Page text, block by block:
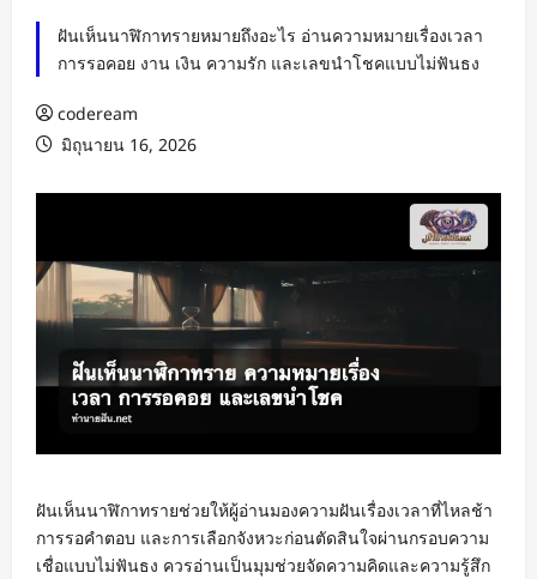
ฝันเห็นนาฬิกาทรายหมายถึงอะไร อ่านความหมายเรื่องเวลา
การรอคอย งาน เงิน ความรัก และเลขนำโชคแบบไม่ฟันธง
codeream
มิถุนายน 16, 2026
ฝันเห็นนาฬิกาทรายช่วยให้ผู้อ่านมองความฝันเรื่องเวลาที่ไหลช้า
การรอคำตอบ และการเลือกจังหวะก่อนตัดสินใจผ่านกรอบความ
เชื่อแบบไม่ฟันธง ควรอ่านเป็นมุมช่วยจัดความคิดและความรู้สึก